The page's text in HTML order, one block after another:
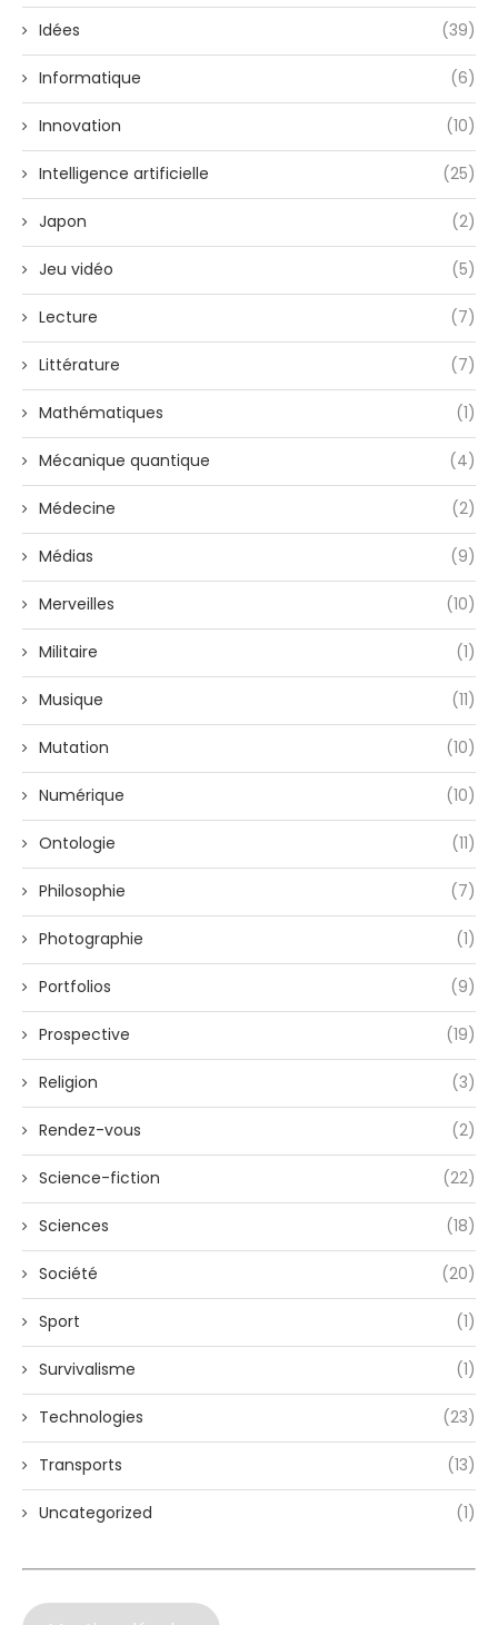
Idées (39)
Informatique (6)
Innovation (10)
Intelligence artificielle (25)
Japon (2)
Jeu vidéo (5)
Lecture (7)
Littérature (7)
Mathématiques (1)
Mécanique quantique (4)
Médecine (2)
Médias (9)
Merveilles (10)
Militaire (1)
Musique (11)
Mutation (10)
Numérique (10)
Ontologie (11)
Philosophie (7)
Photographie (1)
Portfolios (9)
Prospective (19)
Religion (3)
Rendez-vous (2)
Science-fiction (22)
Sciences (18)
Société (20)
Sport (1)
Survivalisme (1)
Technologies (23)
Transports (13)
Uncategorized (1)